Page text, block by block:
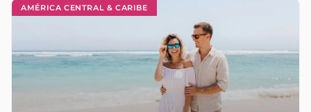
AMÉRICA CENTRAL & CARIBE